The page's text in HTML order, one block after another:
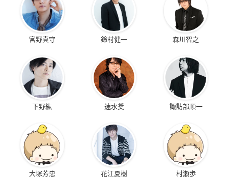
宮野真守 鈴村健一 森川智之
下野紘 速水奨 諏訪部順一
大塚芳忠 花江夏樹 村瀬歩